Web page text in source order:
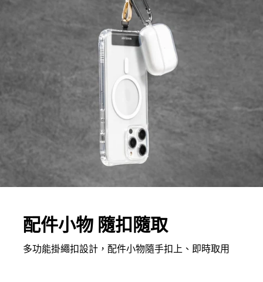
配件小物 隨扣隨取
多功能掛繩扣設計，配件小物隨手扣上、即時取用